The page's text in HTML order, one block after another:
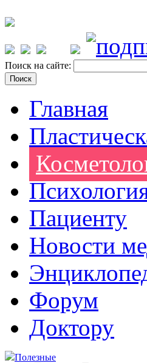
Поиск на сайте:
Главная
Пациенту
Новости
Форум
Доктору
Полезные